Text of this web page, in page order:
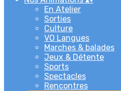
En Atelier
Sorties
Culture
VO Langues
Marches & balades
Jeux & Détente
Sports
Spectacles
Rencontres